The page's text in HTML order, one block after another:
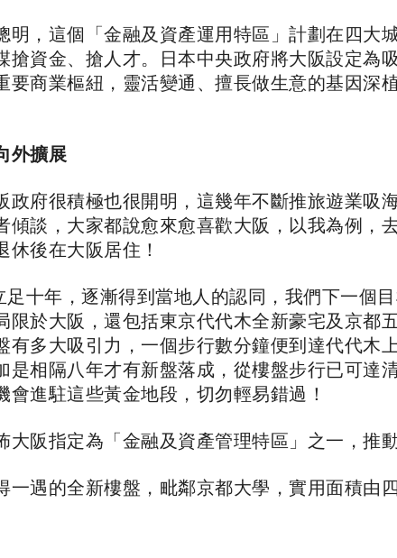
明，這個「金融及資產運用特區」計劃在四
搶資金、搶人才。日本中央政府將大阪設定為
要商業樞紐，靈活變通、擅長做生意的基因
外擴展
政府很積極也很開明，這幾年不斷推旅遊業吸
傾談，大家都說愈來愈喜歡大阪，以我為例
休後在大阪居住！
十年，逐漸得到當地人的認同，我們下一個
限於大阪，還包括東京代代木全新豪宅及京
有多大吸引力，一個步行數分鐘便到達代代
是相隔八年才有新盤落成，從樓盤步行已可
會進駐這些黃金地段，切勿輕易錯過！
大阪指定為「金融及資產管理特區」之一，推
一遇的全新樓盤，毗鄰京都大學，實用面積由